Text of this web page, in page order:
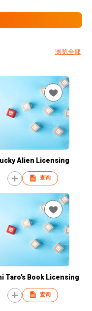
浏览全部
Alien Licensing
查询
Taro’s Book Licensing
查询